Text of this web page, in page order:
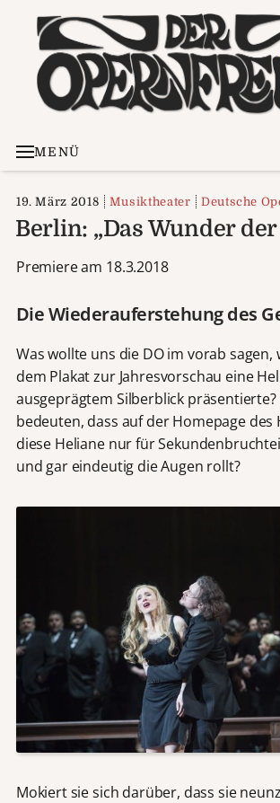
MENÜ
19. März 2018 Musiktheater Deutsche
Berlin: „Das Wunder
Premiere am 18.3.2018
Die Wiederauferstehung des
Was wollte uns die DO im vorab sagen,
dem Plakat zur Jahresvorschau eine
ausgeprägtem Silberblick präsentierte?
bedeuten, dass auf der Homepage des
diese Heliane nur für
und gar eindeutig die Augen rollt?
Mokiert sie sich darüber, dass sie